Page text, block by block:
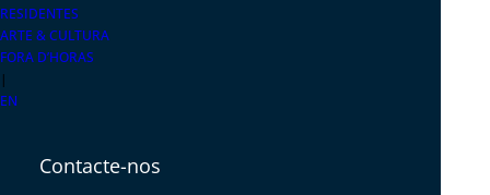
RESIDENTES
ARTE & CULTURA
FORA D’HORAS
|
EN
Contacte-nos